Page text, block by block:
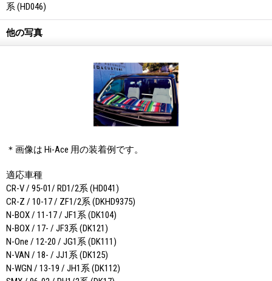
系 (HD046)
他の写真
＊画像は Hi-Ace 用の装着例です。
適応車種
CR-V / 95-01/ RD1/2系 (HD041)
CR-Z / 10-17 / ZF1/2系 (DKHD9375)
N-BOX / 11-17 / JF1系 (DK104)
N-BOX / 17- / JF3系 (DK121)
N-One / 12-20 / JG1系 (DK111)
N-VAN / 18- / JJ1系 (DK125)
N-WGN / 13-19 / JH1系 (DK112)